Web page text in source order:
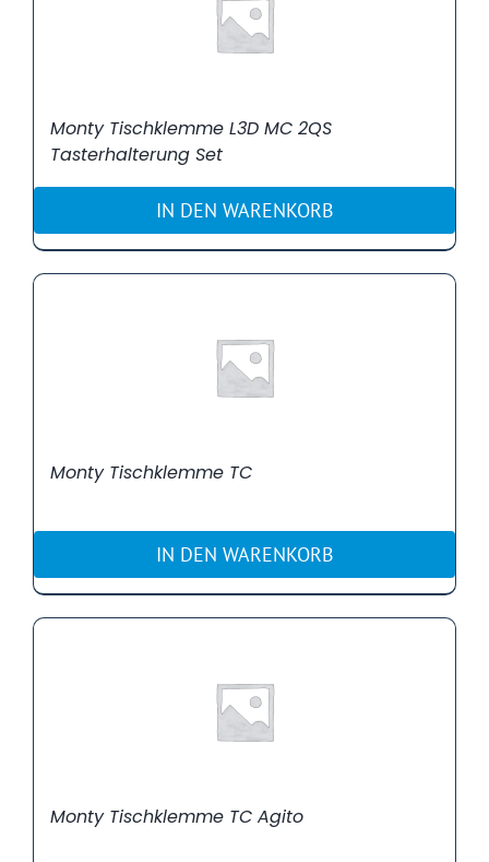
Monty Tischklemme L3D MC 2QS
Tasterhalterung Set
IN DEN WARENKORB
Monty Tischklemme TC
IN DEN WARENKORB
Monty Tischklemme TC Agito